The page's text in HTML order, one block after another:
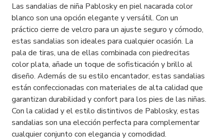
Las sandalias de niña Pablosky en piel nacarada color
blanco son una opción elegante y versátil. Con un
práctico cierre de velcro para un ajuste seguro y cómodo,
estas sandalias son ideales para cualquier ocasión. La
pala de tiras, una de ellas combinada con piedrecitas
color plata, añade un toque de sofisticación y brillo al
diseño. Además de su estilo encantador, estas sandalias
están confeccionadas con materiales de alta calidad que
garantizan durabilidad y confort para los pies de las niñas.
Con la calidad y el estilo distintivos de Pablosky, estas
sandalias son una elección perfecta para complementar
cualquier conjunto con elegancia y comodidad.